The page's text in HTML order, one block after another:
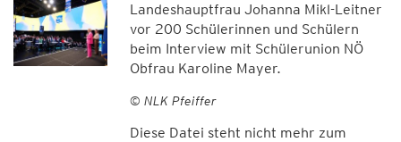
Landeshauptfrau Johanna Mikl-Leitner
vor 200 Schülerinnen und Schülern
beim Interview mit Schülerunion NÖ
Obfrau Karoline Mayer.
© NLK Pfeiffer
Diese Datei steht nicht mehr zum